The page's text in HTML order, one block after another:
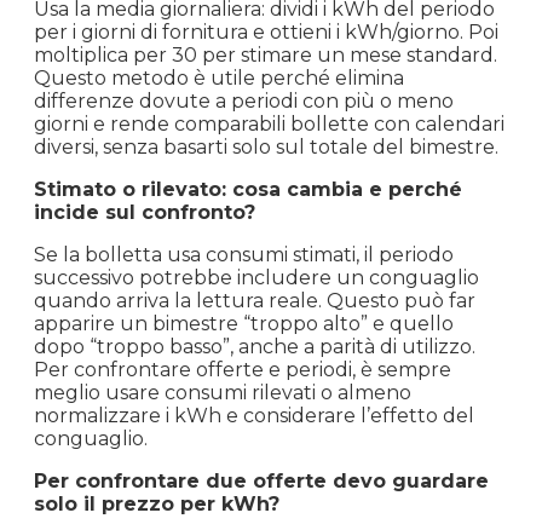
Usa la media giornaliera: dividi i kWh del periodo
per i giorni di fornitura e ottieni i kWh/giorno. Poi
moltiplica per 30 per stimare un mese standard.
Questo metodo è utile perché elimina
differenze dovute a periodi con più o meno
giorni e rende comparabili bollette con calendari
diversi, senza basarti solo sul totale del bimestre.
Stimato o rilevato: cosa cambia e perché
incide sul confronto?
Se la bolletta usa consumi stimati, il periodo
successivo potrebbe includere un conguaglio
quando arriva la lettura reale. Questo può far
apparire un bimestre “troppo alto” e quello
dopo “troppo basso”, anche a parità di utilizzo.
Per confrontare offerte e periodi, è sempre
meglio usare consumi rilevati o almeno
normalizzare i kWh e considerare l’effetto del
conguaglio.
Per confrontare due offerte devo guardare
solo il prezzo per kWh?